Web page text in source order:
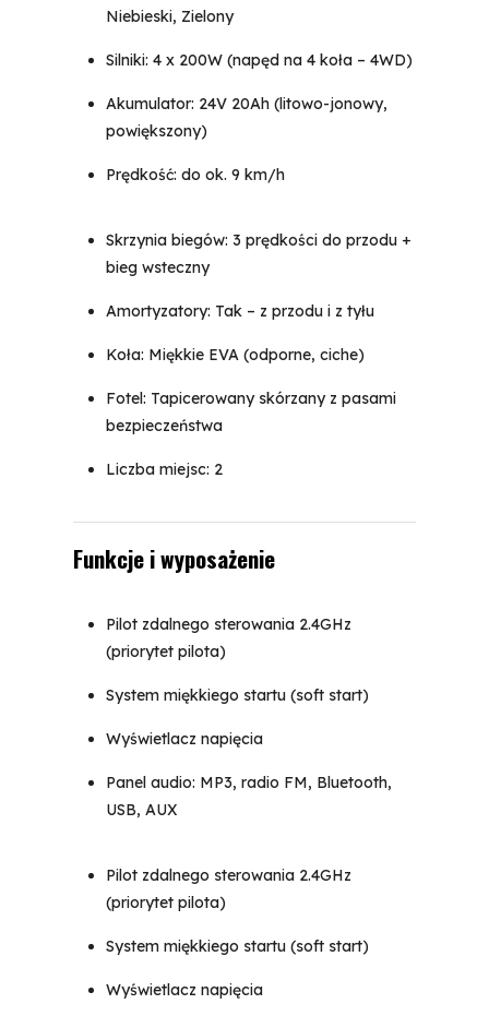
Niebieski, Zielony
Silniki: 4 x 200W (napęd na 4 koła – 4WD)
Akumulator: 24V 20Ah (litowo-jonowy,
powiększony)
Prędkość: do ok. 9 km/h
Skrzynia biegów: 3 prędkości do przodu +
bieg wsteczny
Amortyzatory: Tak – z przodu i z tyłu
Koła: Miękkie EVA (odporne, ciche)
Fotel: Tapicerowany skórzany z pasami
bezpieczeństwa
Liczba miejsc: 2
Funkcje i wyposażenie
Pilot zdalnego sterowania 2.4GHz
(priorytet pilota)
System miękkiego startu (soft start)
Wyświetlacz napięcia
Panel audio: MP3, radio FM, Bluetooth,
USB, AUX
Pilot zdalnego sterowania 2.4GHz
(priorytet pilota)
System miękkiego startu (soft start)
Wyświetlacz napięcia